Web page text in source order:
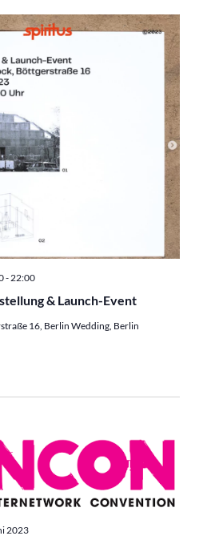
& Launch-Event
-22:00
16, Berlin Wedding, Berlin
2023